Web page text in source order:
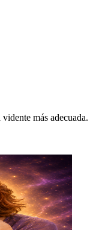
más adecuada.